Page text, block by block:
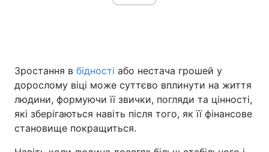
Зростання в бідності або нестача грошей у
дорослому віці може суттєво вплинути на життя
людини, формуючи її звички, погляди та цінності,
які зберігаються навіть після того, як її фінансове
становище покращиться.